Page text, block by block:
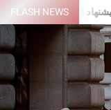
FLASH NEWS
پیشنهاد ایران